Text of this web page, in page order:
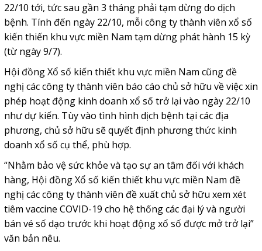
22/10 tới, tức sau gần 3 tháng phải tạm dừng do dịch
bệnh. Tính đến ngày 22/10, mỗi công ty thành viên xổ số
kiến thiến khu vực miền Nam tạm dừng phát hành 15 kỳ
(từ ngày 9/7).
Hội đồng Xổ số kiến thiết khu vực miền Nam cũng đề
nghị các công ty thành viên báo cáo chủ sở hữu về việc xin
phép hoạt động kinh doanh xổ số trở lại vào ngày 22/10
như dự kiến. Tùy vào tình hình dịch bệnh tại các địa
phương, chủ sở hữu sẽ quyết định phương thức kinh
doanh xổ số cụ thể, phù hợp.
“Nhằm bảo vệ sức khỏe và tạo sự an tâm đối với khách
hàng, Hội đồng Xổ số kiến thiết khu vực miền Nam đề
nghị các công ty thành viên đề xuất chủ sở hữu xem xét
tiêm vaccine COVID-19 cho hệ thống các đại lý và người
bán vé số dạo trước khi hoạt động xổ số được mở trở lại”
văn bản nêu.